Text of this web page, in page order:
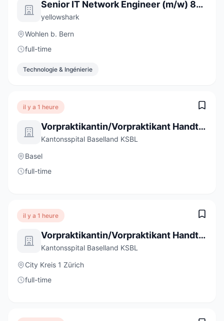
Senior IT Network Engineer (m/w) 80-100%
yellowshark
Wohlen b. Bern
full-time
Technologie & Ingénierie
il y a 1 heure
Vorpraktikantin/Vorpraktikant Handtherapie Bruderholz Frühling 2027 (a) 100%
Kantonsspital Baselland KSBL
Basel
full-time
il y a 1 heure
Vorpraktikantin/Vorpraktikant Handtherapie Bruderholz Frühling 2027 (a) 100%
Kantonsspital Baselland KSBL
City Kreis 1 Zürich
full-time